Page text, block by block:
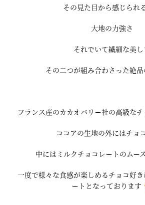
その見た目から感じられ
大地の力強さ
それでいて繊細な美し
その二つが組み合わさった絶
フランス産のカカオバリー社の高級な
ココアの生地の外にはチョ
中にはミルクチョコレートのムー
一度で様々な食感が楽しめるチョコ好
ートとなっております